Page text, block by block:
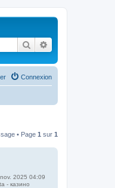
Rechercher
Connexion
• Page 1 sur 1
2025 04:09
- казино